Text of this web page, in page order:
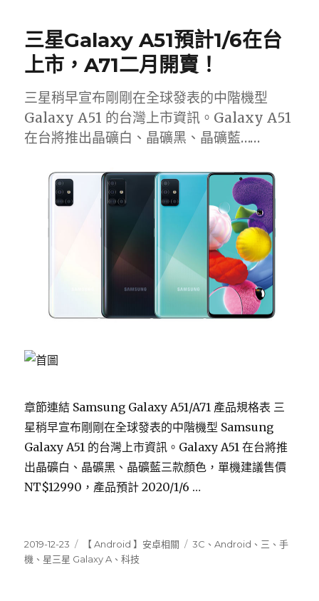
三星Galaxy A51預計1/6在台
上市，A71二月開賣！
三星稍早宣布剛剛在全球發表的中階機型
Galaxy A51 的台灣上市資訊。Galaxy A51
在台將推出晶礦白、晶礦黑、晶礦藍……
章節連結 Samsung Galaxy A51/A71 產品規格表 三
星稍早宣布剛剛在全球發表的中階機型 Samsung
Galaxy A51 的台灣上市資訊。Galaxy A51 在台將推
出晶礦白、晶礦黑、晶礦藍三款顏色，單機建議售價
NT$12990，產品預計 2020/1/6 …
發
佈
2019-12-23
分
類
【 Android 】安卓相關
標
3C 、Android 、 三 、手
機 、 星三星 Galaxy A 、科技